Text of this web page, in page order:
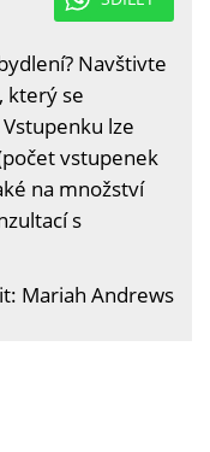
Navštivte
který se
lze
vstupenek
na množství
s
Mariah Andrews